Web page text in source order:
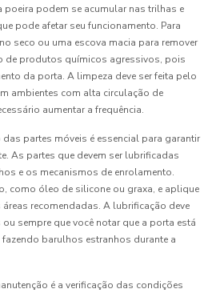
poeira podem se acumular nas trilhas e
pode afetar seu funcionamento. Para
seco ou uma escova macia para remover
de produtos químicos agressivos, pois
da porta. A limpeza deve ser feita pelo
ambientes com alta circulação de
aumentar a frequência.
partes móveis é essencial para garantir
As partes que devem ser lubrificadas
e os mecanismos de enrolamento.
como óleo de silicone ou graxa, e aplique
recomendadas. A lubrificação deve
sempre que você notar que a porta está
barulhos estranhos durante a
é a verificação das condições